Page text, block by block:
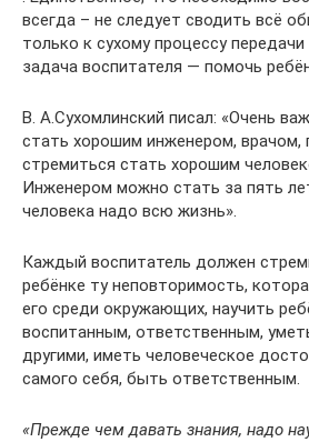
всегда – не следует сводить всё
только к сухому процессу передачи
задача воспитателя — помочь
В. А.Сухомлинский писал: «Очень
стать хорошим инженером, врачом,
стремиться стать хорошим
Инженером можно стать за пять
человека надо всю жизнь».
Каждый воспитатель должен
ребёнке ту неповторимость,
его среди окружающих, научить
воспитанным, ответственным,
другими, иметь человеческое
самого себя, быть ответственным.
«Прежде чем давать знания, надо